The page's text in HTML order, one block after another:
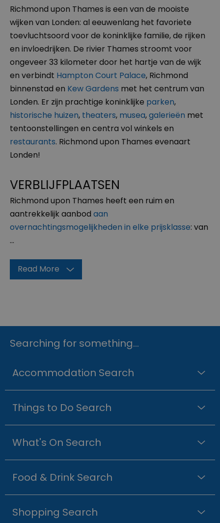
Richmond upon Thames is een van de mooiste
wijken van Londen: al eeuwenlang het favoriete
toevluchtsoord voor de koninklijke familie, de rijken
en invloedrijken. De rivier Thames stroomt voor
ongeveer 33 kilometer door het hartje van de wijk
en verbindt Hampton Court Palace, Richmond
binnenstad en Kew Gardens met het centrum van
Londen. Er zijn prachtige koninklijke parken,
historische huizen, theaters, musea,galerieën met
tentoonstellingen en centra vol winkels en
restaurants. Richmond upon Thames evenaart
Londen!
VERBLIJFPLAATSEN
Richmond upon Thames heeft een ruim en
aantrekkelijk aanbod aan
overnachtingsmogelijkheden in elke prijsklasse: van
...
Read More
Searching for something...
Accommodation Search
Things to Do Search
What's On Search
Food & Drink Search
Shopping Search